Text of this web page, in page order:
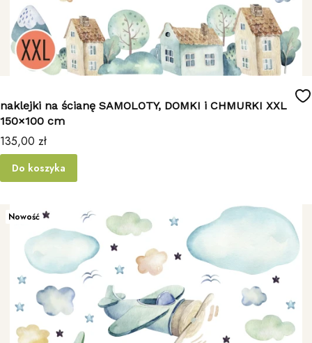
naklejki na ścianę SAMOLOTY, DOMKI i CHMURKI XXL
150×100 cm
Cena
135,00 zł
Do koszyka
Nowość